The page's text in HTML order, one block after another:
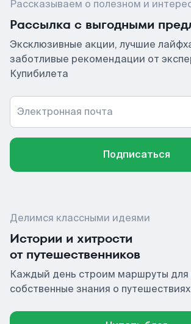
Рассказываем о полезном и
Рассылка с выгодными
Эксклюзивные акции, лучшие
заботливые рекомендации от
Купибилета
Электронная почта
Подписаться
Делимся классными идеями
Истории и хитрости
от путешественников
Каждый день строим маршруты для
собственные знания о путешествиях